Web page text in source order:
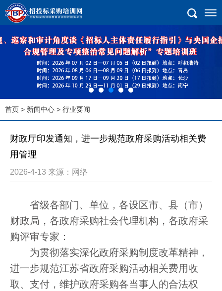
首页 > 新闻中心 > 行业要闻
财政厅印发通知，进一步规范政府采购活动相关费
用管理
2026-4-13 来源：网络
省级各部门、单位，各设区市、县（市）
财政局，各政府采购社会代理机构，各政府采
购评审专家：
为贯彻落实深化政府采购制度改革精神，
进一步规范江苏省政府采购活动相关费用收
取、支付，维护政府采购各当事人的合法权